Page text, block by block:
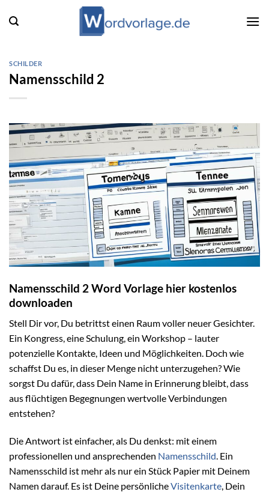
Inhalt
SCHILDER
Namensschild 2
Namensschild 2 Word Vorlage hier kostenlos
downloaden
Stell Dir vor, Du betrittst einen Raum voller neuer Gesichter.
Ein Kongress, eine Schulung, ein Workshop – lauter
potenzielle Kontakte, Ideen und Möglichkeiten. Doch wie
schaffst Du es, in dieser Menge nicht unterzugehen? Wie
sorgst Du dafür, dass Dein Name in Erinnerung bleibt, dass
aus flüchtigen Begegnungen wertvolle Verbindungen
entstehen?
Die Antwort ist einfacher, als Du denkst: mit einem
professionellen und ansprechenden Namensschild. Ein
Namensschild ist mehr als nur ein Stück Papier mit Deinem
Namen darauf. Es ist Deine persönlicheVisitenkarte, Dein